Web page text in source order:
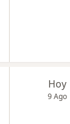
Hoy
9 Ago